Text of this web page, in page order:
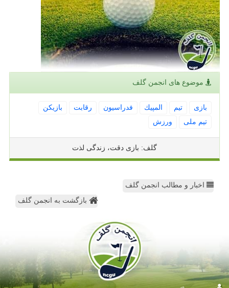
موضوع های انجمن گلف
بازی تیم المپیك فدراسیون رقابت
بازیكن
تیم ملی
ورزش
گلف: بازی دقت، زندگی لذت
اخبار و مطالب انجمن گلف
بازگشت به انجمن گلف